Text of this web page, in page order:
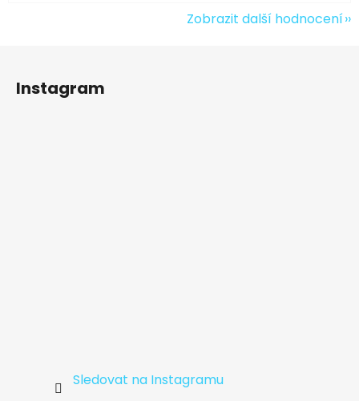
Zobrazit další hodnocení
Instagram
Sledovat na Instagramu